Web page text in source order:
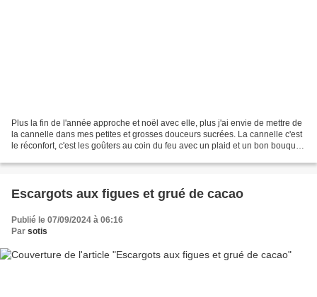
Plus la fin de l'année approche et noël avec elle, plus j'ai envie de mettre de
la cannelle dans mes petites et grosses douceurs sucrées. La cannelle c'est
le réconfort, c'est les goûters au coin du feu avec un plaid et un bon bouquin,
Escargots aux figues et grué de cacao
Publié le 07/09/2024 à 06:16
Par sotis